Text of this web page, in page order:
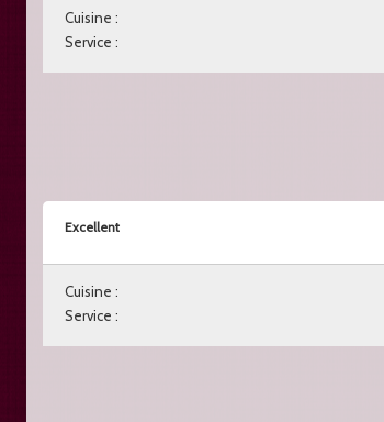
Cuisine :
Service :
Excellent
Cuisine :
Service :